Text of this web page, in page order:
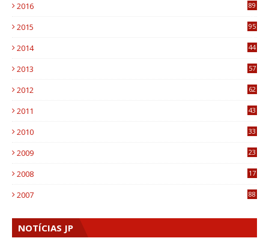
2016
89
2015
95
2014
44
2013
57
2012
62
2011
43
2010
33
2009
23
2008
17
2007 88
NOTÍCIAS JP